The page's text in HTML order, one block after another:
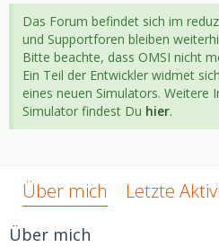
Das Forum befindet sich im
und Supportforen bleiben
Bitte beachte, dass OMSI nicht
Ein Teil der Entwickler widmet
eines neuen Simulators. Weitere
Simulator findest Du hier.
Über mich Letzte
Über mich